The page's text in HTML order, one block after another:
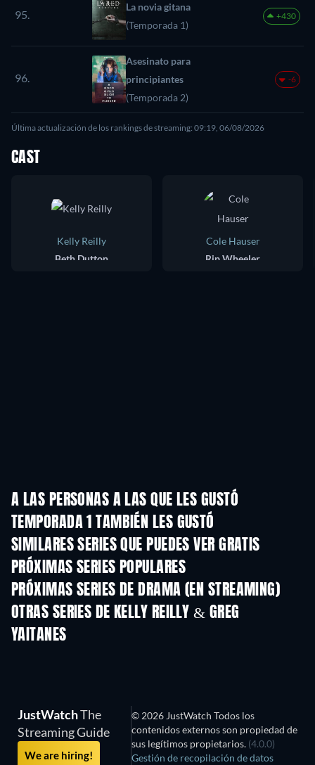
95.
La novia gitana
(Temporada 1)
+430
96.
Asesinato para
principiantes
(Temporada 2)
-6
Última actualización de los rankings de streaming: 09:19, 06/08/2026
CAST
Kelly Reilly
Beth Dutton
Cole Hauser
Rip Wheeler
A LAS PERSONAS A LAS QUE LES GUSTÓ
TEMPORADA 1 TAMBIÉN LES GUSTÓ
TV
SIMILARES SERIES QUE PUEDES VER GRATIS
TV TV
PRÓXIMAS SERIES POPULARES
TV
PRÓXIMAS SERIES DE DRAMA (EN STREAMING)
Temporada 6 Temporada 2
OTRAS SERIES DE KELLY REILLY & GREG
YAITANES
JustWatchThe
Streaming Guide
We are hiring!
© 2026 JustWatch Todos los
contenidos externos son propiedad de
sus legítimos propietarios. (4.0.0)
Gestión de recopilación de datos